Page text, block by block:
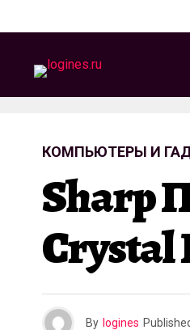
КОМПЬЮТЕРЫ И
Sharp
By logines